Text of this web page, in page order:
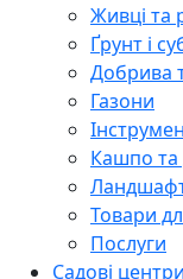
Живці та
Ґрунт і
Добрива
Газони
Кашпо та
Товари
Послуги
Садові центри